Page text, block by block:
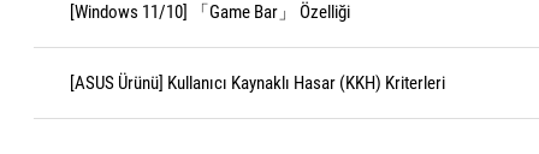
[Windows 11/10] 「Game Bar」 Özelliği
[ASUS Ürünü] Kullanıcı Kaynaklı Hasar (KKH) Kriterleri